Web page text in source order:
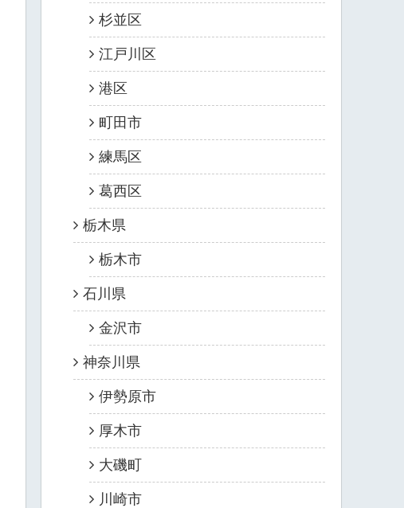
杉並区
江戸川区
港区
町田市
練馬区
葛西区
栃木県
栃木市
石川県
金沢市
神奈川県
伊勢原市
厚木市
大磯町
川崎市